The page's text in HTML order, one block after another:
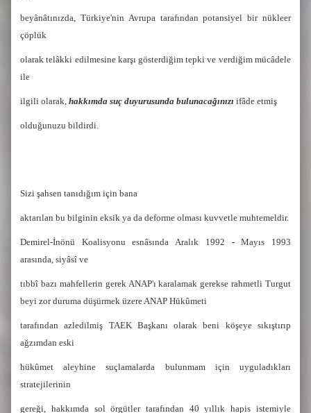
beyânâtınızda, Türkiye'nin Avrupa tarafından potansiyel bir nükleer
çöplük
olarak telâkki edilmesine karşı gösterdiğim tepki ve verdiğim mücâdele
ile
ilgili olarak,hakkımda suç duyurusunda bulunacağınızıifâde etmiş
olduğunuzu bildirdi.
Sizi şahsen tanıdığım için bana
aktarılan bu bilginin eksik ya da deforme olması kuvvetle muhtemeldir.
Demirel-İnönü Koalisyonu esnâsında Aralık 1992 - Mayıs 1993
arasında, siyâsî ve
tıbbî bazı mahfellerin gerek ANAP'ı karalamak gerekse rahmetli Turgut
beyi zor duruma düşürmek üzere ANAP Hükûmeti
tarafından azledilmiş TAEK Başkanı olarak beni köşeye sıkıştırıp
ağzımdan eski
hükûmet aleyhine suçlamalarda bulunmam için uyguladıkları
stratejilerinin
gereği, hakkımda sol örgütler tarafından 40 yıllık hapis istemiyle